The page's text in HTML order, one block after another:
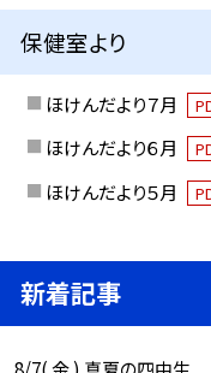
保健室より
ほけんだより７月
ほけんだより６月
ほけんだより５月
新着記事